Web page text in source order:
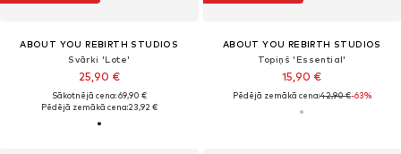
ABOUT YOU REBIRTH STUDIOS
Svārki 'Lote'
25,90 €
Sākotnējā cena: 69,90 €
Pēdējā zemākā cena:23,92 €
ABOUT YOU REBIRTH STUDIOS
Topiņš 'Essential'
15,90 €
Pēdējā zemākā cena:42,90 €-63%